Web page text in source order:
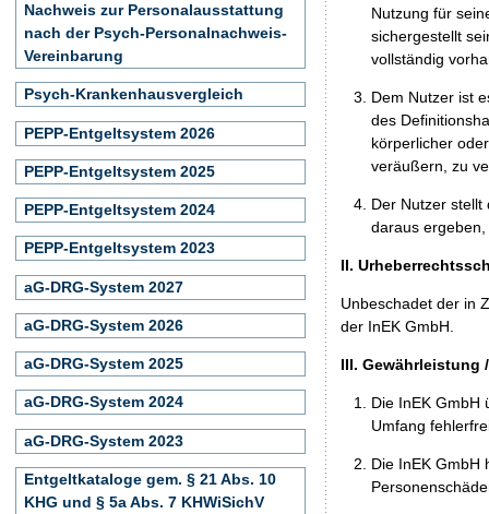
Nutzung für
sichergestellt
vollständig
Dem Nutzer ist
des
körperlicher
veräußern, zu
Der Nutzer stellt
daraus
II.
Unbeschadet der in
der InEK GmbH.
III. Gewährleistung
Die InEK GmbH
Umfang
Die InEK GmbH
Nachweis zur Personalausstattung
nach der Psych-Personalnachweis-
Vereinbarung
Psych-Krankenhausvergleich
PEPP-Entgeltsystem 2026
PEPP-Entgeltsystem 2025
PEPP-Entgeltsystem 2024
PEPP-Entgeltsystem 2023
aG-DRG-System 2027
aG-DRG-System 2026
aG-DRG-System 2025
aG-DRG-System 2024
aG-DRG-System 2023
Entgeltkataloge gem. § 21 Abs. 10
KHG und § 5a Abs. 7 KHWiSichV